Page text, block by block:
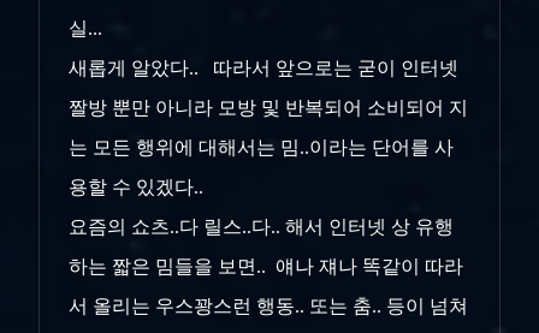
실...
새롭게 알았다.. 따라서 앞으로는 굳이 인터넷
짤방 뿐만 아니라 모방 및 반복되어 소비되어 지
는 모든 행위에 대해서는 밈..이라는 단어를 사
용할 수 있겠다..
요즘의 쇼츠..다 릴스..다.. 해서 인터넷 상 유행
하는 짧은 밈들을 보면.. 얘나 쟤나 똑같이 따라
서 올리는 우스꽝스런 행동.. 또는 춤.. 등이 넘쳐